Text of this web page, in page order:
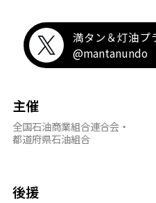
満タン＆灯油プ
@mantanundo
主催
全国石油商業組合連合会・
都道府県石油組合
後援